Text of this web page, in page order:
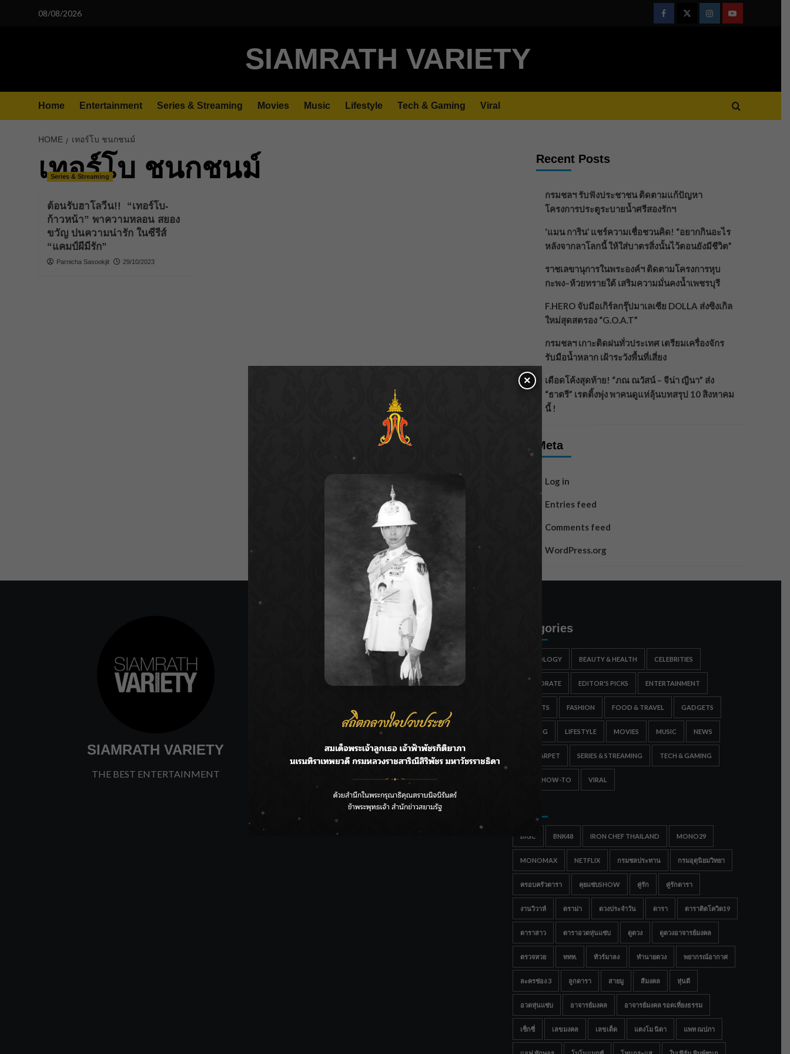
08/08/2026
FacebookTwitterInstagramYoutube
SIAMRATH VARIETY
Home Entertainment Series & Streaming Movies Music Lifestyle Tech & Gaming Viral
HOME เทอร์โบ ชนกชนม์
เทอร์โบ ชนกชนม์
Series & Streaming
ต้อนรับฮาโลวีน!! “เทอร์โบ-
ก้าวหน้า” พาความหลอน สยอง
ขวัญ ปนความน่ารัก ในซีรีส์
“แคมป์ผีมีรัก”
Parnicha Sasookjit 29/10/2023
Recent Posts
กรมชลฯ รับฟังประชาชน ติดตามแก้ปัญหา
โครงการประตูระบายน้ำศรีสองรักฯ
‘แมน การิน’ แชร์ความเชื่อชวนคิด! “อยากกินอะไร
หลังจากลาโลกนี้ ให้ใส่บาตรสิ่งนั้นไว้ตอนยังมีชีวิต”
ราชเลขานุการในพระองค์ฯ ติดตามโครงการหุบ
กะพง–ห้วยทรายใต้ เสริมความมั่นคงน้ำเพชรบุรี
F.HERO จับมือเกิร์ลกรุ๊ปมาเลเซีย DOLLA ส่งซิงเกิล
ใหม่สุดสตรอง “G.O.A.T”
กรมชลฯ เกาะติดฝนทั่วประเทศ เตรียมเครื่องจักร
รับมือน้ำหลาก เฝ้าระวังพื้นที่เสี่ยง
เดือดโค้งสุดท้าย! “ภณ ณวัสน์ – จีน่า ญีนา” ส่ง
“ธาตรี” เรตติ้งพุ่ง พาคนดูแห่ลุ้นบทสรุป 10 สิงหาคม
นี้ !
Meta
Log in
Entries feed
Comments feed
WordPress.org
SIAMRATH VARIETY
THE BEST ENTERTAINMENT
กรมชลฯ รับฟังประชาชน ติดตามแก้ปัญหาโครงการประตู
ลาโลกนี้ ให้ใส่บาตรสิ่งนั้นไว้ตอนยังมีชีวิต”
ราชเลขานุการในพระองค์ฯ ติดตามโครงการหุบกะพง–ห้วย
ทรายใต้ เสริมความมั่นคงน้ำเพชรบุรี
ตรอง “G.O.A.T”
กรมชลฯ เกาะติดฝนทั่วประเทศ เตรียมเครื่องจักรรับมือน้ำ
Categories
ASTROLOGY BEAUTY & HEALTH CELEBRITIES
CORPORATE EDITOR'S PICKS ENTERTAINMENT
ESPORTS FASHION FOOD & TRAVEL GADGETS
GAMING LIFESTYLE MOVIES MUSIC NEWS
RED CARPET SERIES & STREAMING TECH & GAMING
TIPS & HOW-TO VIRAL
BIGC BNK48 IRON CHEF THAILAND MONO29
MONOMAX NETFLIX กรมชลประทาน กรมอุตุนิยมวิทยา
ครอบครัวดารา คุยแซ่บSHOW คู่รัก คู่รักดารา
งานวิวาห์ ดราม่า ดวงประจำวัน ดารา ดาราติดโควิด19
ดาราสาว ดาราอวดหุ่นแซ่บ ดูดวง ดูดวงอาจารย์มงคล
ตรวจหวย ททท. ทัวร์มาลง ทำนายดวง พยากรณ์อากาศ
ละครช่อง 3 ลูกดารา สายมู สีมงคล หุ่นดี
อวดหุ่นแซ่บ อาจารย์มงคล อาจารย์มงคล รอดเที่ยงธรรม
เซ็กซี่ เลขมงคล เลขเด็ด แตงโม นิดา แพท ณปภา
×